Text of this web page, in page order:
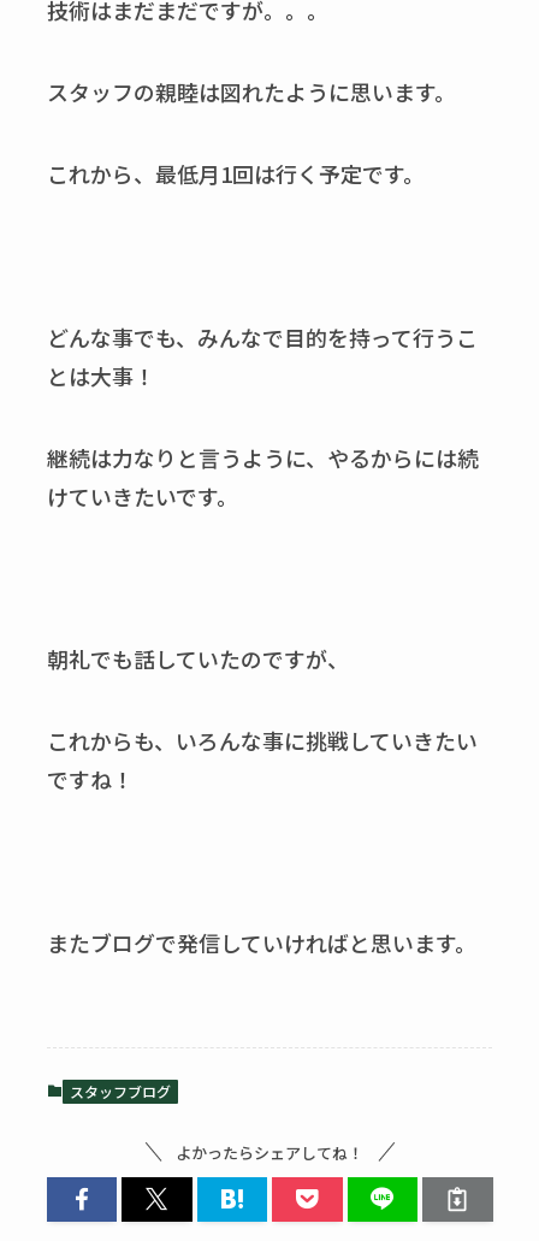
技術はまだまだですが。。。
スタッフの親睦は図れたように思います。
これから、最低月1回は行く予定です。
どんな事でも、みんなで目的を持って行うこ
とは大事！
継続は力なりと言うように、やるからには続
けていきたいです。
朝礼でも話していたのですが、
これからも、いろんな事に挑戦していきたい
ですね！
またブログで発信していければと思います。
スタッフブログ
よかったらシェアしてね！